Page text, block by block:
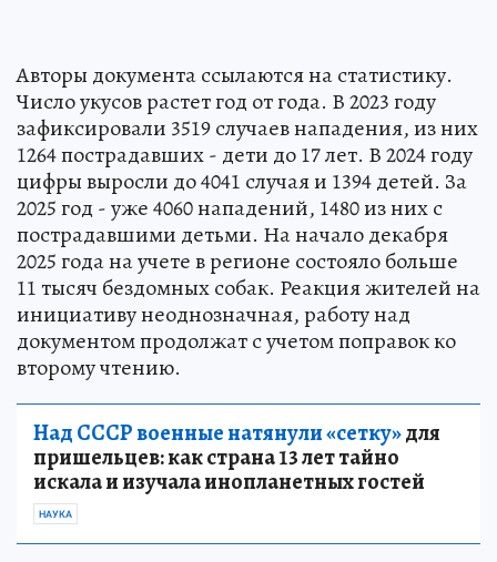
Авторы документа ссылаются на статистику.
Число укусов растет год от года. В 2023 году
зафиксировали 3519 случаев нападения, из них
1264 пострадавших - дети до 17 лет. В 2024 году
цифры выросли до 4041 случая и 1394 детей. За
2025 год - уже 4060 нападений, 1480 из них с
пострадавшими детьми. На начало декабря
2025 года на учете в регионе состояло больше
11 тысяч бездомных собак. Реакция жителей на
инициативу неоднозначная, работу над
документом продолжат с учетом поправок ко
второму чтению.
Над СССР военные натянули «сетку»для
пришельцев: как страна 13 лет тайно
искала и изучала инопланетных гостей
НАУКА